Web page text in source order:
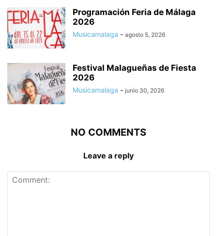
Programación Feria de Málaga
2026
Musicamalaga - agosto 5, 2026
Festival Malagueñas de Fiesta
2026
Musicamalaga - junio 30, 2026
NO COMMENTS
Leave a reply